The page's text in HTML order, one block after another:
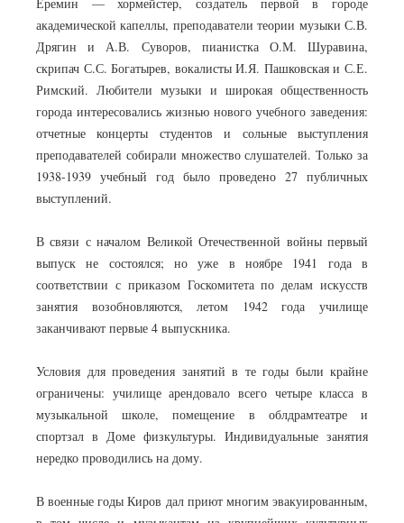
Еремин — хормейстер, создатель первой в городе
академической капеллы, преподаватели теории музыки С.В.
Дрягин и А.В. Суворов, пианистка О.М. Шуравина,
скрипач С.С. Богатырев, вокалисты И.Я. Пашковская и С.Е.
Римский. Любители музыки и широкая общественность
города интересовались жизнью нового учебного заведения:
отчетные концерты студентов и сольные выступления
преподавателей собирали множество слушателей. Только за
1938-1939 учебный год было проведено 27 публичных
выступлений.
В связи с началом Великой Отечественной войны первый
выпуск не состоялся; но уже в ноябре 1941 года в
соответствии с приказом Госкомитета по делам искусств
занятия возобновляются, летом 1942 года училище
заканчивают первые 4 выпускника.
Условия для проведения занятий в те годы были крайне
ограничены: училище арендовало всего четыре класса в
музыкальной школе, помещение в облдрамтеатре и
спортзал в Доме физкультуры. Индивидуальные занятия
нередко проводились на дому.
В военные годы Киров дал приют многим эвакуированным,